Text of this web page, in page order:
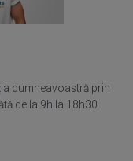
dumneavoastră prin
de la 9h la 18h30